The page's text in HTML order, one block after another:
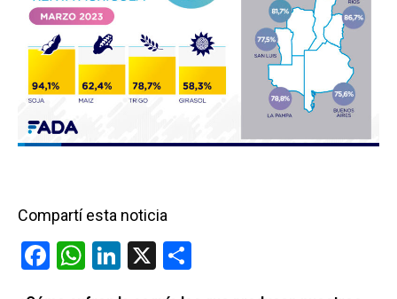
Compartí esta noticia
F
W Li
X